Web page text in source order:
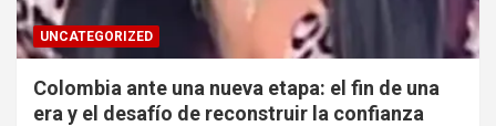
UNCATEGORIZED
Colombia ante una nueva etapa: el fin de una
era y el desafío de reconstruir la confianza